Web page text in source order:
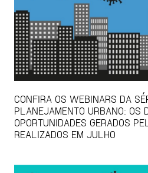
CONFIRA OS WEBINARS DA
PLANEJAMENTO URBANO: OS
OPORTUNIDADES GERADOS
REALIZADOS EM JULHO